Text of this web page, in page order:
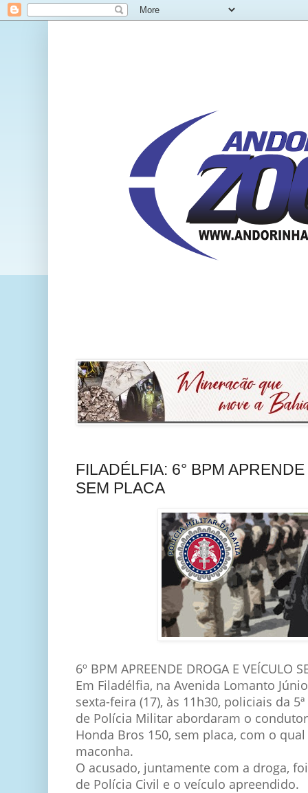
FILADÉLFIA: 6° BPM
SEM PLACA
6º BPM APREENDE DROGA E VEÍCULO
Em Filadélfia, na Avenida Lomanto
sexta-feira (17), às 11h30, policiais da
de Polícia Militar abordaram o
Honda Bros 150, sem placa, com o
maconha.
O acusado, juntamente com a droga,
de Polícia Civil e o veículo apreendido.